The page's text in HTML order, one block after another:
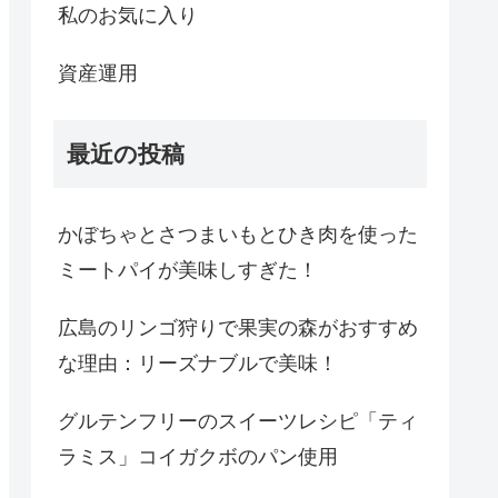
私のお気に入り
資産運用
最近の投稿
かぼちゃとさつまいもとひき肉を使った
ミートパイが美味しすぎた！
広島のリンゴ狩りで果実の森がおすすめ
な理由：リーズナブルで美味！
グルテンフリーのスイーツレシピ「ティ
ラミス」コイガクボのパン使用